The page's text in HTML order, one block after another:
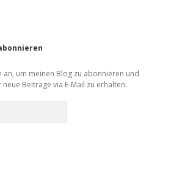
an, um meinen Blog zu abonnieren und
Beiträge via E-Mail zu erhalten.